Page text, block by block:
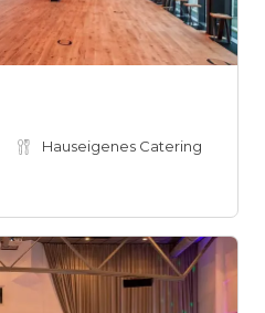
Hauseigenes Catering